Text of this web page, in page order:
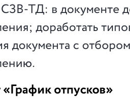
ТД: в документе
доработать
документа с
отпусков»